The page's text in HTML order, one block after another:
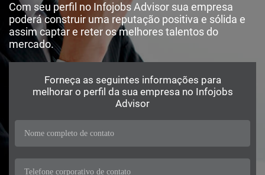
Com seu perfil no Infojobs Advisor sua empresa
poderá construir uma reputação positiva e sólida e
assim captar e reter os melhores talentos do
mercado.
Forneça as seguintes informações para
melhorar o perfil da sua empresa no Infojobs
Advisor